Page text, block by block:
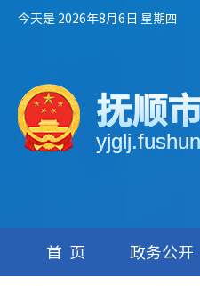
今天是 2026年8月6日 星期四
抚顺
首页 政务公开